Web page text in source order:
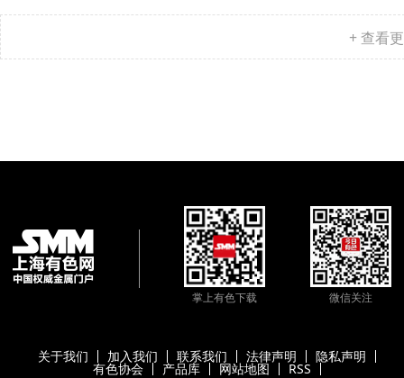
+ 查看
掌上有色下载 微信关注
关于我们 加入我们 联系我们 法律声明 隐私声明
有色协会 产品库 网站地图 RSS